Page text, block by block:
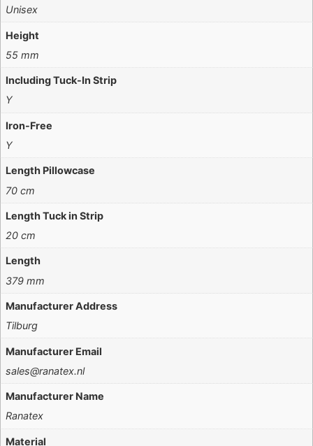
Unisex
Height
55 mm
Including Tuck-In Strip
Y
Iron-Free
Y
Length Pillowcase
70 cm
Length Tuck in Strip
20 cm
Length
379 mm
Manufacturer Address
Tilburg
Manufacturer Email
sales@ranatex.nl
Manufacturer Name
Ranatex
Material